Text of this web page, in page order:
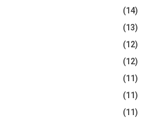
(14)
(13)
(12)
(12)
(11)
(11)
(11)